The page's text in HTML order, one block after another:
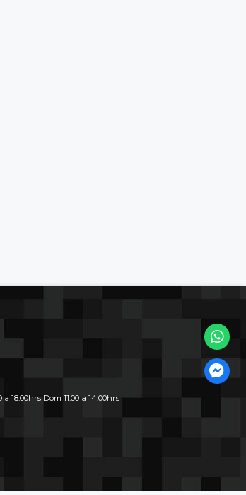
a 18:00hrs Dom 11:00 a 14:00hrs